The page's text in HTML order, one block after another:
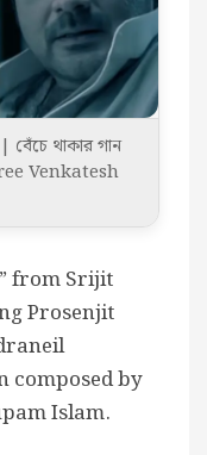
থাকার গান
Venkatesh
from Srijit
Prosenjit
composed by
Islam.